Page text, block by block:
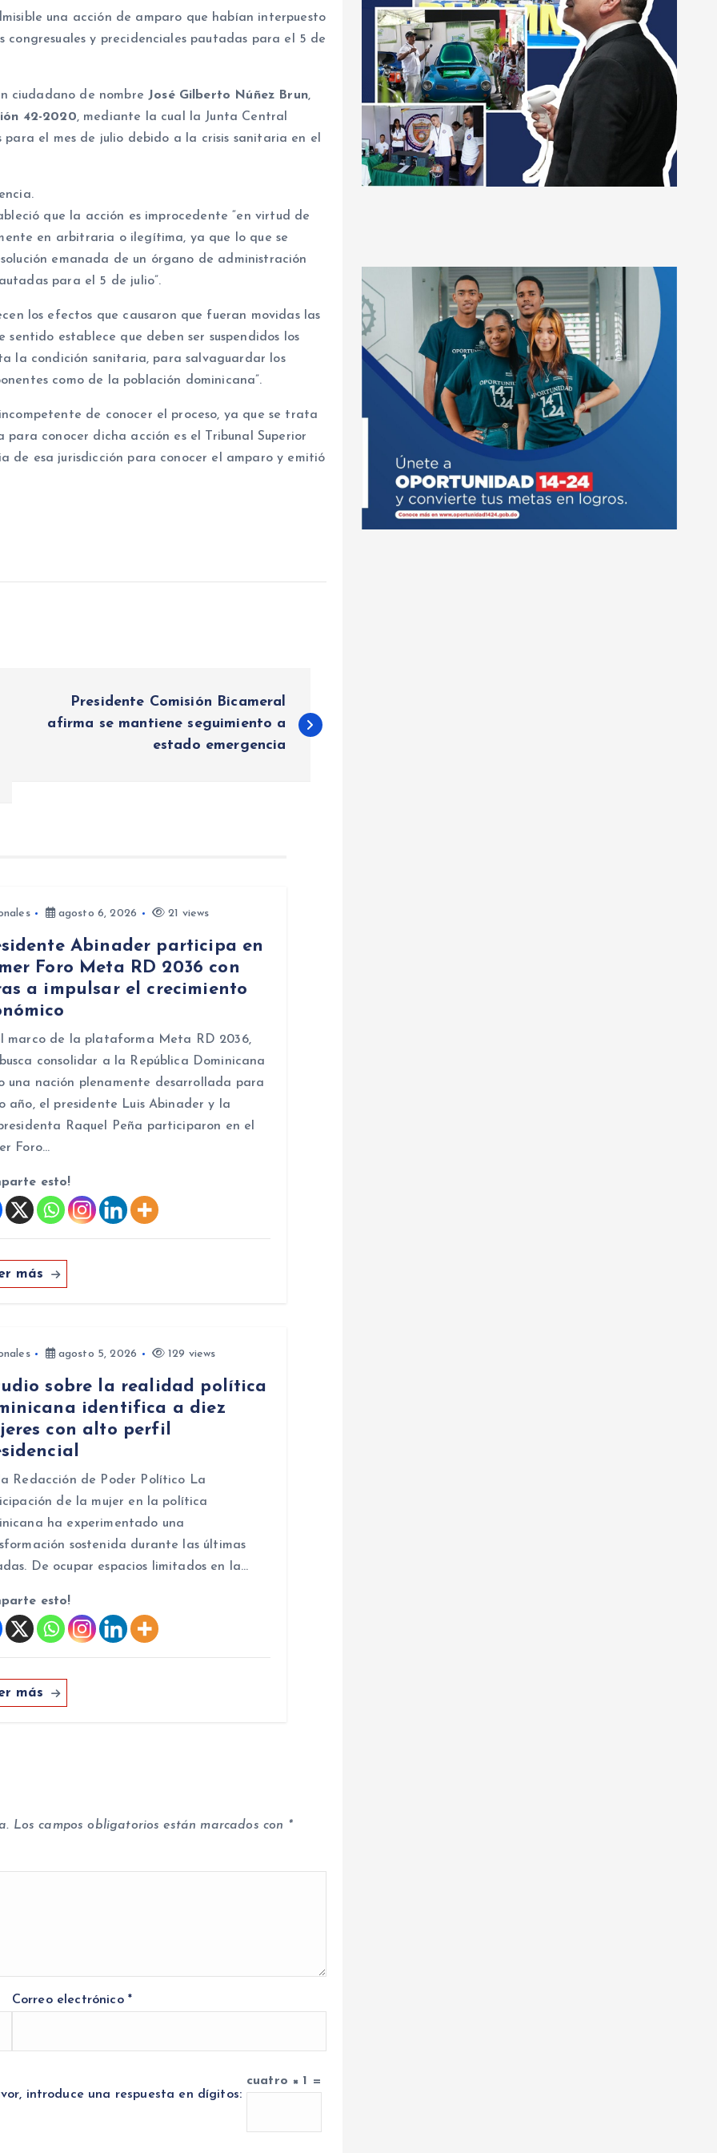
una acción de amparo que habían interpuesto
congresuales y precidenciales pautadas para el 5 de
ciudadano de nombre José Gilberto Núñez Brun,
42-2020, mediante la cual la Junta Central
para el mes de julio debido a la crisis sanitaria en el
que la acción es improcedente “en virtud de
en arbitraria o ilegítima, ya que lo que se
emanada de un órgano de administración
para el 5 de julio”.
los efectos que causaron que fueran movidas las
sentido establece que deben ser suspendidos los
la condición sanitaria, para salvaguardar los
como de la población dominicana”.
de conocer el proceso, ya que se trata
conocer dicha acción es el Tribunal Superior
de esa jurisdicción para conocer el amparo y emitió
Presidente Comisión Bicameral
afirma se mantiene seguimiento a
estado emergencia
agosto 6, 2026 21 views
Abinader participa en
Foro Meta RD 2036 con
a impulsar el crecimiento
marco de la plataforma Meta RD 2036,
consolidar a la República Dominicana
una nación plenamente desarrollada para
año, el presidente Luis Abinader y la
Raquel Peña participaron en el
Foro…
esto!
más
agosto 5, 2026 129 views
sobre la realidad política
identifica a diez
con alto perfil
Redacción de Poder Político La
de la mujer en la política
ha experimentado una
sostenida durante las últimas
De ocupar espacios limitados en la…
esto!
más
Los campos obligatorios están marcados con *
Correo electrónico *
introduce una respuesta en dígitos:
cuatro × 1 =